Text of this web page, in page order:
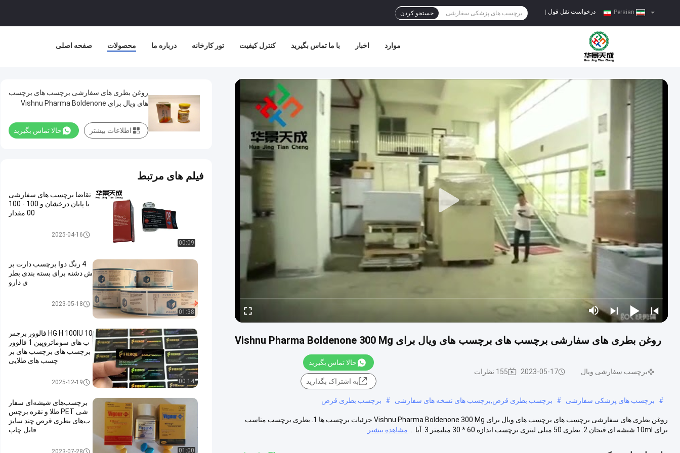
درخواست نقل قول جستجو کردن
صفحه اصلی محصولات درباره ما تور کارخانه کنترل کیفیت با ما تماس بگیرید اخبار موارد
روغن بطری های سفارشی برچسب های برچسب های ویال برای Vishnu Pharma Boldenone 300 Mg
برچسب سفارشی ویال 2023-05-17 155 نظرات
حالا تماس بگیرید
به اشتراک بگذارید
# برچسب های پزشکی سفارشی # برچسب بطری قرص,برچسب های نسخه های سفارشی # برچسب بطری قرص
روغن بطری های سفارشی برچسب های برچسب های ویال برای Vishnu Pharma Boldenone 300 Mg جزئیات برچسب ها 1. بطری برچسب مناسب
برای 10ml شیشه ای فنجان 2. بطری 50 میلی لیتری برچسب اندازه 60 * 30 میلیمتر 3. آیا ...
مشاهده بیشتر
روغن بطری های سفارشی برچسب های برچسب
های ویال برای Vishnu Pharma Boldenone
حالا تماس بگیرید اطلاعات بیشتر
فیلم های مرتبط
00:09
تقاضا برچسب های سفارشی
با پایان درخشان و 100 - 100
00 مقدار
برچسب سفارشی ویال2025-04-16
01:38
4 رنگ دوا برچسب دارت بر
ش دشنه برای بسته بندی بطر
ی دارو
برچسب سفارشی ویال2023-05-18
00:14
HG H 100IU 10 فالوور برچس
ب های سوماتروپین 1 فالوور
برچسب های برچسب های بر
چسب های طلایی
برچسب سفارشی ویال2025-12-19
01:00
برچسب‌های شیشه‌ای سفار
شی PET طلا و نقره برچس
ب‌های بطری قرص چند سایز
قابل چاپ
برچسب سفارشی ویال2023-07-28